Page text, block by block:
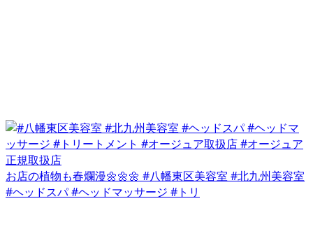
お店の植物も春爛漫🌼🌼🌼 #八幡東区美容室 #北九州美容室
#ヘッドスパ #ヘッドマッサージ #トリ